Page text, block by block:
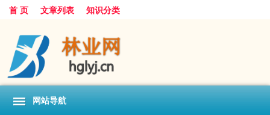
首 页 文章列表 知识分类
网站导航